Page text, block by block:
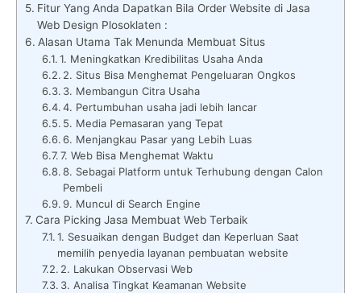
Fitur Yang Anda Dapatkan Bila Order Website di Jasa
Web Design Plosoklaten :
Alasan Utama Tak Menunda Membuat Situs
1. Meningkatkan Kredibilitas Usaha Anda
2. Situs Bisa Menghemat Pengeluaran Ongkos
3. Membangun Citra Usaha
4. Pertumbuhan usaha jadi lebih lancar
5. Media Pemasaran yang Tepat
6. Menjangkau Pasar yang Lebih Luas
7. Web Bisa Menghemat Waktu
8. Sebagai Platform untuk Terhubung dengan Calon
Pembeli
9. Muncul di Search Engine
Cara Picking Jasa Membuat Web Terbaik
1. Sesuaikan dengan Budget dan Keperluan Saat
memilih penyedia layanan pembuatan website
2. Lakukan Observasi Web
3. Analisa Tingkat Keamanan Website